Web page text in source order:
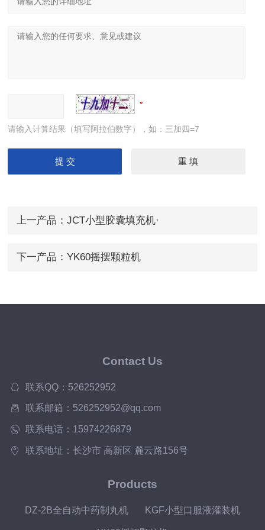
请输入计算结果（填写阿拉伯数字），如：三加四=7
上一产品： JCT小型胶囊填充机·
下一产品： YK60摇摆颗粒机
Contact Us
联系QQ：526252952
联系邮箱：526252952@qq.com
联系电话：15974226879
联系地址：长沙市 高新区 麓云路156号
Products
DZ-2B全自动中药制丸机 KGF小型口服液灌装机